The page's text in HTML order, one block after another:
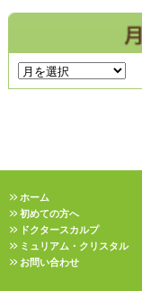
ホーム
初めての方へ
ドクタースカルプ
ミュリアム・クリスタル
お問い合わせ